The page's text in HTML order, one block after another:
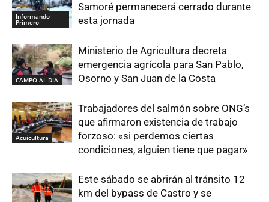
Informando
Primero
Samoré permanecerá cerrado durante
esta jornada
CAMPO AL DIA
Ministerio de Agricultura decreta
emergencia agrícola para San Pablo,
Osorno y San Juan de la Costa
Acuicultura
Trabajadores del salmón sobre ONG’s
que afirmaron existencia de trabajo
forzoso: «si perdemos ciertas
condiciones, alguien tiene que pagar»
Este sábado se abrirán al tránsito 12
km del bypass de Castro y se